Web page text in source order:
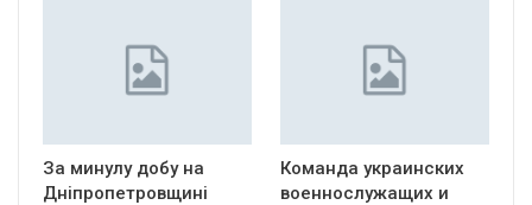
За минулу добу на
Дніпропетровщині
Команда украинских
военнослужащих и